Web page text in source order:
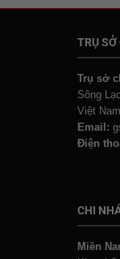
TRỤ SỞ
Trụ sở
Sông
Việt Nam
Email:
Điện
CHI
Miền